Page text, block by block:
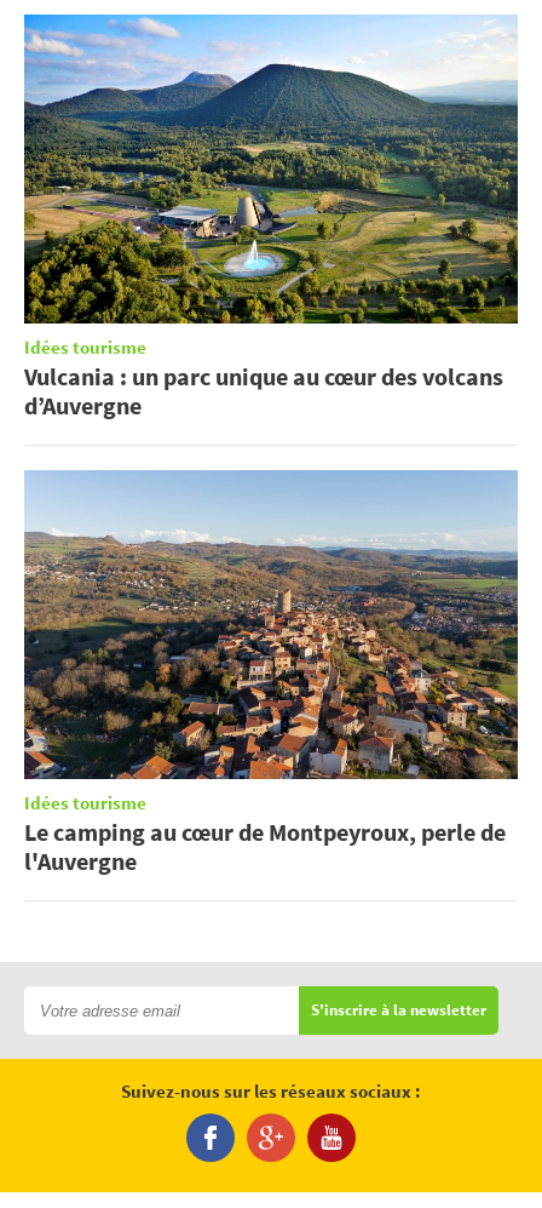
Idées tourisme
Vulcania : un parc unique au cœur des volcans
d’Auvergne
Idées tourisme
Le camping au cœur de Montpeyroux, perle de
l'Auvergne
S'inscrire à la newsletter
Suivez-nous sur les réseaux sociaux :